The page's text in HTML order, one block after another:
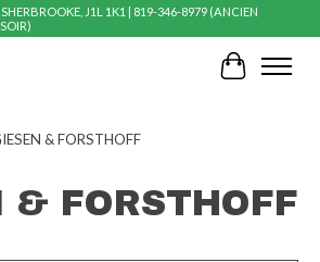
J1L 1K1 | 819-346-8979 (ANCIEN
Panier
& FORSTHOFF
& FORSTHOFF